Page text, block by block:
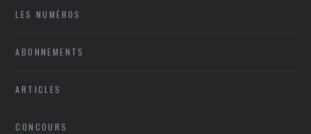
LES NUMÉROS
ABONNEMENTS
ARTICLES
CONCOURS